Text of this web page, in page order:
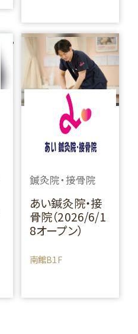
鍼灸院・接骨院
あい鍼灸院・接
骨院（2026/6/1
8オープン）
南館B1F